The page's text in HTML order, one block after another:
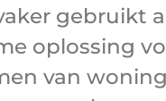
gebruikt
oplossing
van